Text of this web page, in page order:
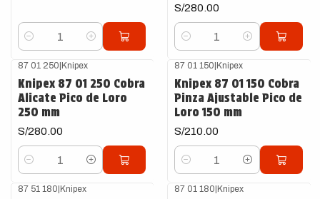
Cantidad
S/280.00
Cantidad
87 01 250|Knipex
Knipex 87 01 250 Cobra
Alicate Pico de Loro
250 mm
S/280.00
Cantidad
87 01 150|Knipex
Knipex 87 01 150 Cobra
Pinza Ajustable Pico de
Loro 150 mm
S/210.00
Cantidad
87 51 180|Knipex 87 01 180|Knipex